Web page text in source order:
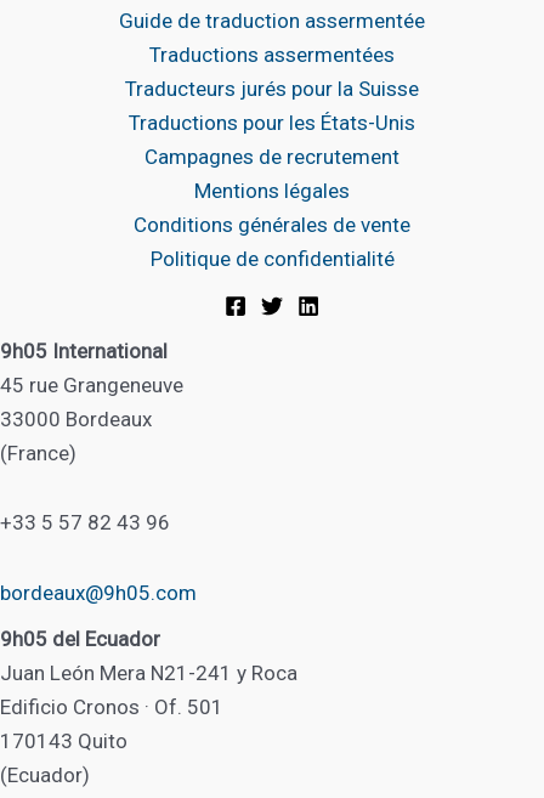
Guide de traduction assermentée
Traductions assermentées
Traducteurs jurés pour la Suisse
Traductions pour les États-Unis
Campagnes de recrutement
Mentions légales
Conditions générales de vente
Politique de confidentialité
9h05 International
45 rue Grangeneuve
33000 Bordeaux
(France)
+33 5 57 82 43 96
bordeaux@9h05.com
9h05 del Ecuador
Juan León Mera N21-241 y Roca
Edificio Cronos · Of. 501
170143 Quito
(Ecuador)